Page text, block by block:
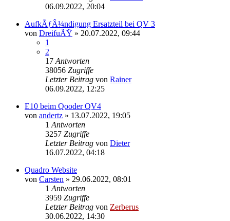
06.09.2022, 20:04
AufkÃƒÂ¼ndigung Ersatzteil bei QV 3
von DreifuÃŸ » 20.07.2022, 09:44
1
2
17 Antworten
38056 Zugriffe
Letzter Beitrag von Rainer
06.09.2022, 12:25
E10 beim Qooder QV4
von andertz » 13.07.2022, 19:05
1 Antworten
3257 Zugriffe
Letzter Beitrag von Dieter
16.07.2022, 04:18
Quadro Website
von Carsten » 29.06.2022, 08:01
1 Antworten
3959 Zugriffe
Letzter Beitrag von Zerberus
30.06.2022, 14:30